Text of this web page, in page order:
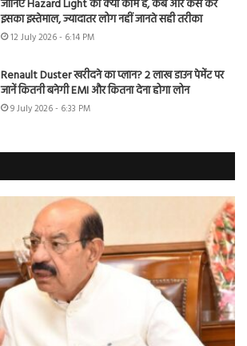
जानिए Hazard Light का क्या काम है, कब और कैसे करें
इसका इस्तेमाल, ज्यादातर लोग नहीं जानते सही तरीका
12 July 2026 - 6:14 PM
Renault Duster खरीदने का प्लान? 2 लाख डाउन पेमेंट पर
जानें कितनी बनेगी EMI और कितना देना होगा लोन
9 July 2026 - 6:33 PM